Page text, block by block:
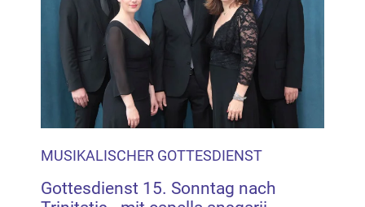
MUSIKALISCHER GOTTESDIENST
Gottesdienst 15. Sonntag nach